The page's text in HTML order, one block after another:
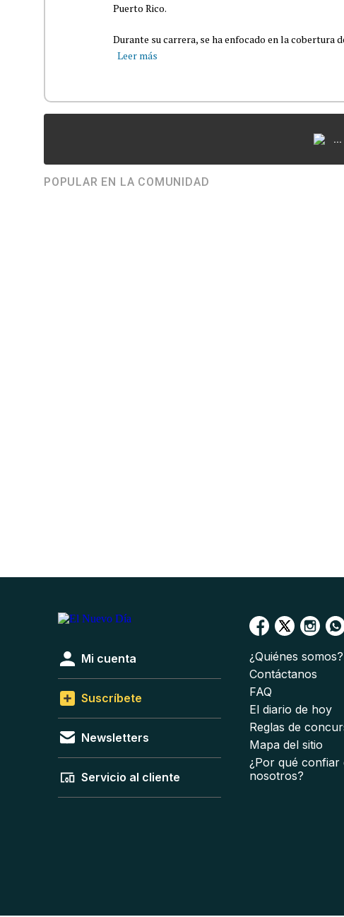
Puerto Rico.
Durante su carrera, se ha enfocado en la cobertura
Leer más
...
POPULAR EN LA COMUNIDAD
Mi cuenta
Suscríbete
Newsletters
Servicio al cliente
¿Quiénes somos?
Contáctanos
FAQ
El diario de hoy
Reglas de
Mapa del sitio
¿Por qué confiar
nosotros?